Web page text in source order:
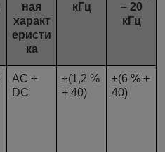
ная
характ
еристи
ка
кГц
– 20
кГц
AC +
DC
±(1,2 %
+ 40)
±(6 % +
40)